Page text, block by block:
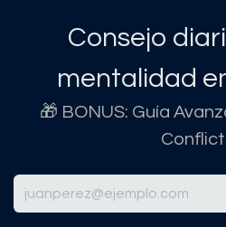
Consejo
mentalidad
🎁 BONUS: Guía